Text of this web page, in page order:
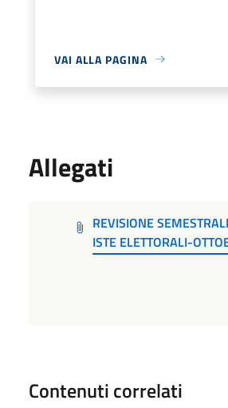
VAI ALLA PAGINA
Allegati
REVISIONE
ISTE ELETTORALI-
Contenuti correlati